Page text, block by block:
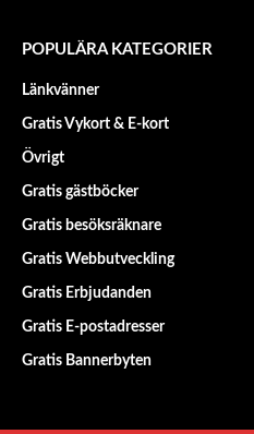
POPULÄRA KATEGORIER
Länkvänner
Gratis Vykort & E-kort
Övrigt
Gratis gästböcker
Gratis besöksräknare
Gratis Webbutveckling
Gratis Erbjudanden
Gratis E-postadresser
Gratis Bannerbyten